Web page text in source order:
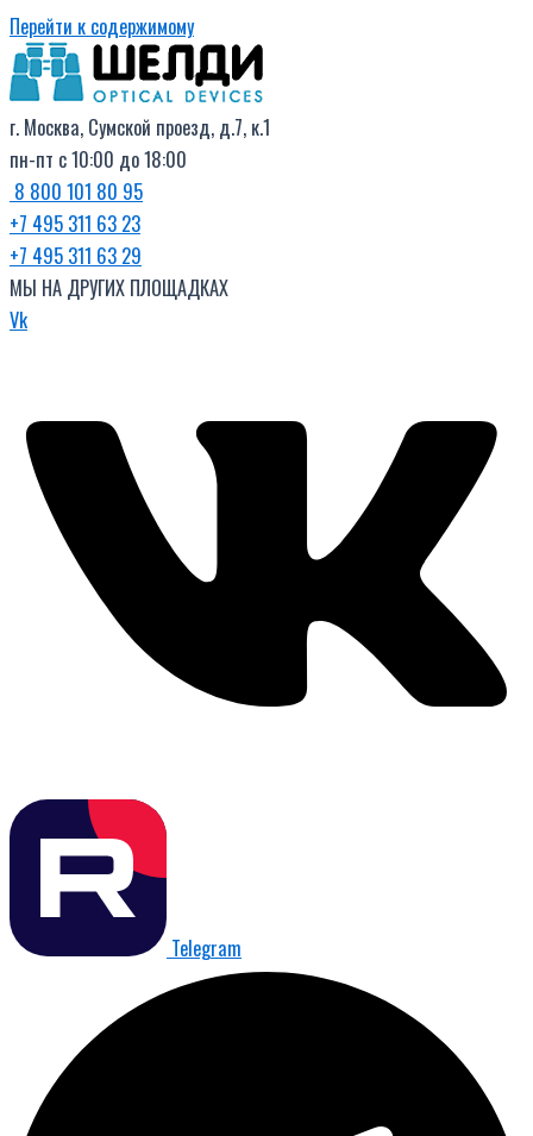
Перейти к содержимому
г. Москва, Сумской проезд, д.7, к.1
пн-пт с 10:00 до 18:00
8 800 101 80 95
+7 495 311 63 23
+7 495 311 63 29
МЫ НА ДРУГИХ ПЛОЩАДКАХ
Vk
Telegram